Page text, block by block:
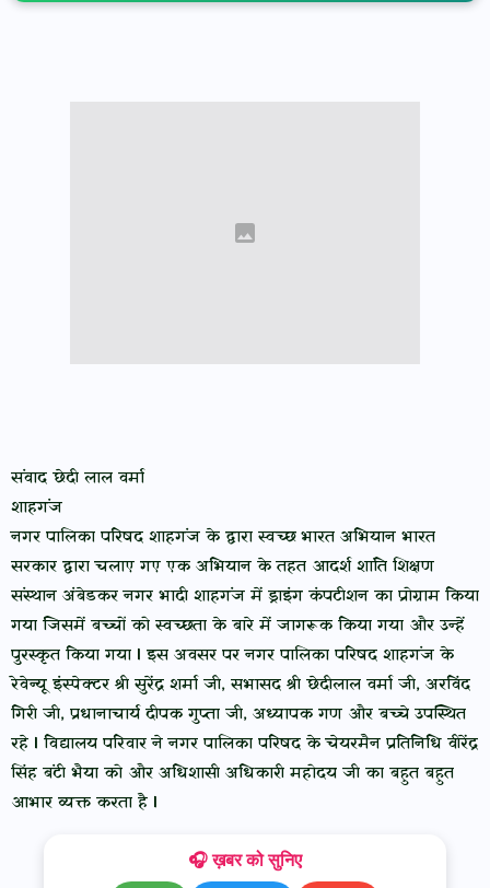
संवाद छेदी लाल वर्मा
शाहगंज
नगर पालिका परिषद शाहगंज के द्वारा स्वच्छ भारत अभियान भारत
सरकार द्वारा चलाए गए एक अभियान के तहत आदर्श शांति शिक्षण
संस्थान अंबेडकर नगर भादी शाहगंज में ड्राइंग कंपटीशन का प्रोग्राम किया
गया जिसमें बच्चों को स्वच्छता के बारे में जागरूक किया गया और उन्हें
पुरस्कृत किया गया l इस अवसर पर नगर पालिका परिषद शाहगंज के
रेवेन्यू इंस्पेक्टर श्री सुरेंद्र शर्मा जी, सभासद श्री छेदीलाल वर्मा जी, अरविंद
गिरी जी, प्रधानाचार्य दीपक गुप्ता जी, अध्यापक गण और बच्चे उपस्थित
रहे l विद्यालय परिवार ने नगर पालिका परिषद के चेयरमैन प्रतिनिधि वीरेंद्र
सिंह बंटी भैया को और अधिशासी अधिकारी महोदय जी का बहुत बहुत
आभार व्यक्त करता है l
🎧 ख़बर को सुनिए